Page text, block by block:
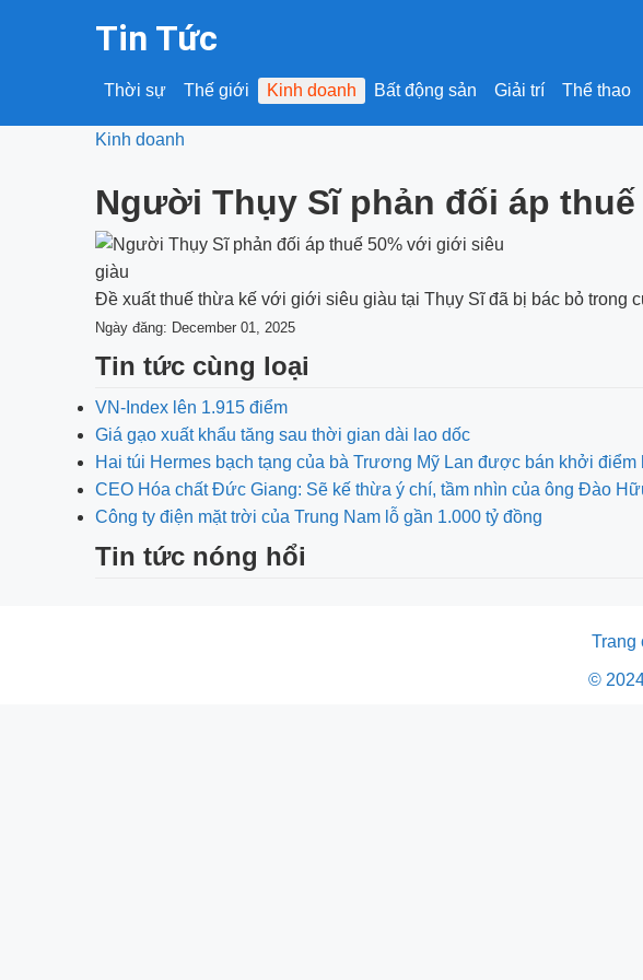
Tin Tức
Thời sự Thế giới Kinh doanh Bất động sản Giải trí Thể thao
Kinh doanh
Người Thụy Sĩ phản đối áp
Đề xuất thuế thừa kế với giới siêu giàu tại Thụy Sĩ đã bị bác bỏ trong
Ngày đăng: December 01, 2025
Tin tức cùng loại
VN-Index lên 1.915 điểm
Giá gạo xuất khẩu tăng sau thời gian dài lao dốc
Hai túi Hermes bạch tạng của bà Trương Mỹ Lan được bán khởi điểm
CEO Hóa chất Đức Giang: Sẽ kế thừa ý chí, tầm nhìn của ông Đào
Công ty điện mặt trời của Trung Nam lỗ gần 1.000 tỷ đồng
Tin tức nóng hổi
Trang
©